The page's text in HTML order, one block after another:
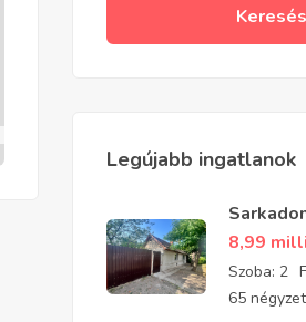
Keresés
Legújabb ingatlanok
részben
családi
8,99
Szoba: 2
65